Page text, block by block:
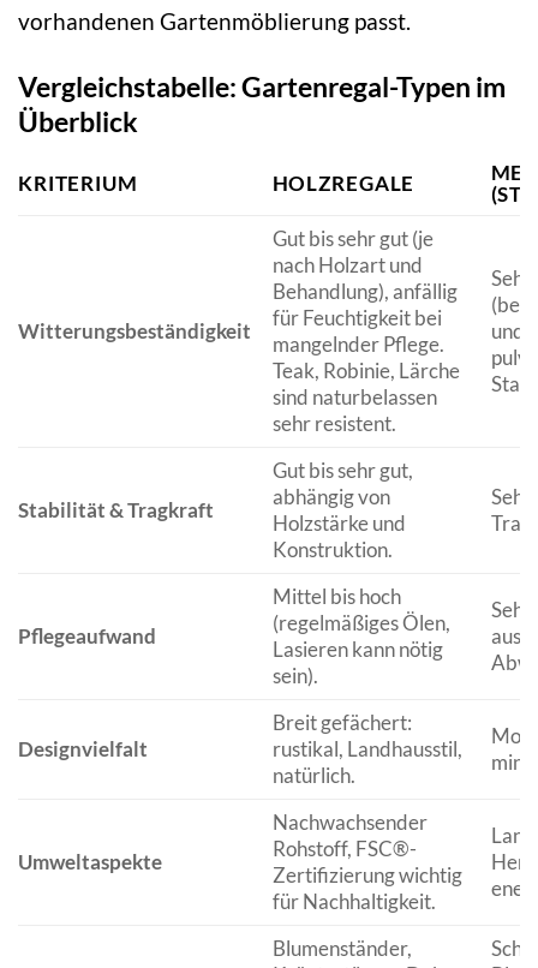
vorhandenen Gartenmöblierung passt.
Vergleichstabelle: Gartenregal-Typen im
Überblick
KRITERIUM HOLZREGALE
Witterungsbeständigkeit
Gut bis sehr gut (je
nach Holzart und
Behandlung), anfällig
für Feuchtigkeit bei
mangelnder Pflege.
Teak, Robinie, Lärche
sind naturbelassen
sehr resistent.
und
Stabilität & Tragkraft
Gut bis sehr gut,
abhängig von
Holzstärke und
Konstruktion.
Sehr
Pflegeaufwand
Mittel bis hoch
(regelmäßiges Ölen,
Lasieren kann nötig
sein).
Sehr
Designvielfalt
Breit gefächert:
rustikal, Landhausstil,
natürlich.
Umweltaspekte
Nachwachsender
Rohstoff, FSC®-
Zertifizierung wichtig
für Nachhaltigkeit.
Blumenständer,